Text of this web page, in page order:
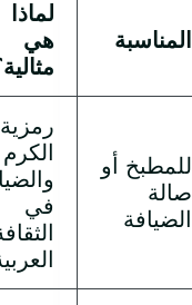
المناسبة
لماذا
هي
للمطبخ أو
صالة
الضيافة
رمزية
الكرم
في